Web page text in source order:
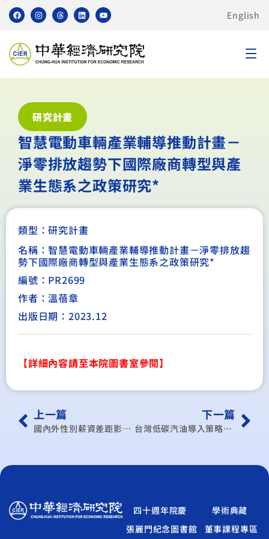
English
研究計畫
智慧電動車輛產業輔導推動計畫－
淨零排放趨勢下國際廠商轉型與產
業生態系之政策研究*
類型：研究計畫
名稱：智慧電動車輛產業輔導推動計畫－淨零排放趨
勢下國際廠商轉型與產業生態系之政策研究*
編號：PR2699
作者：溫蓓章
出版日期：2023.12
【詳細內容請至本院圖書室參閱】
上一篇
國內外性別薪資差距影響因素資料蒐集分析
下一篇
台灣低碳汽油導入策略研究計畫*
四十週年院慶
學術典藏
張麗門紀念圖書館
董事課程專區